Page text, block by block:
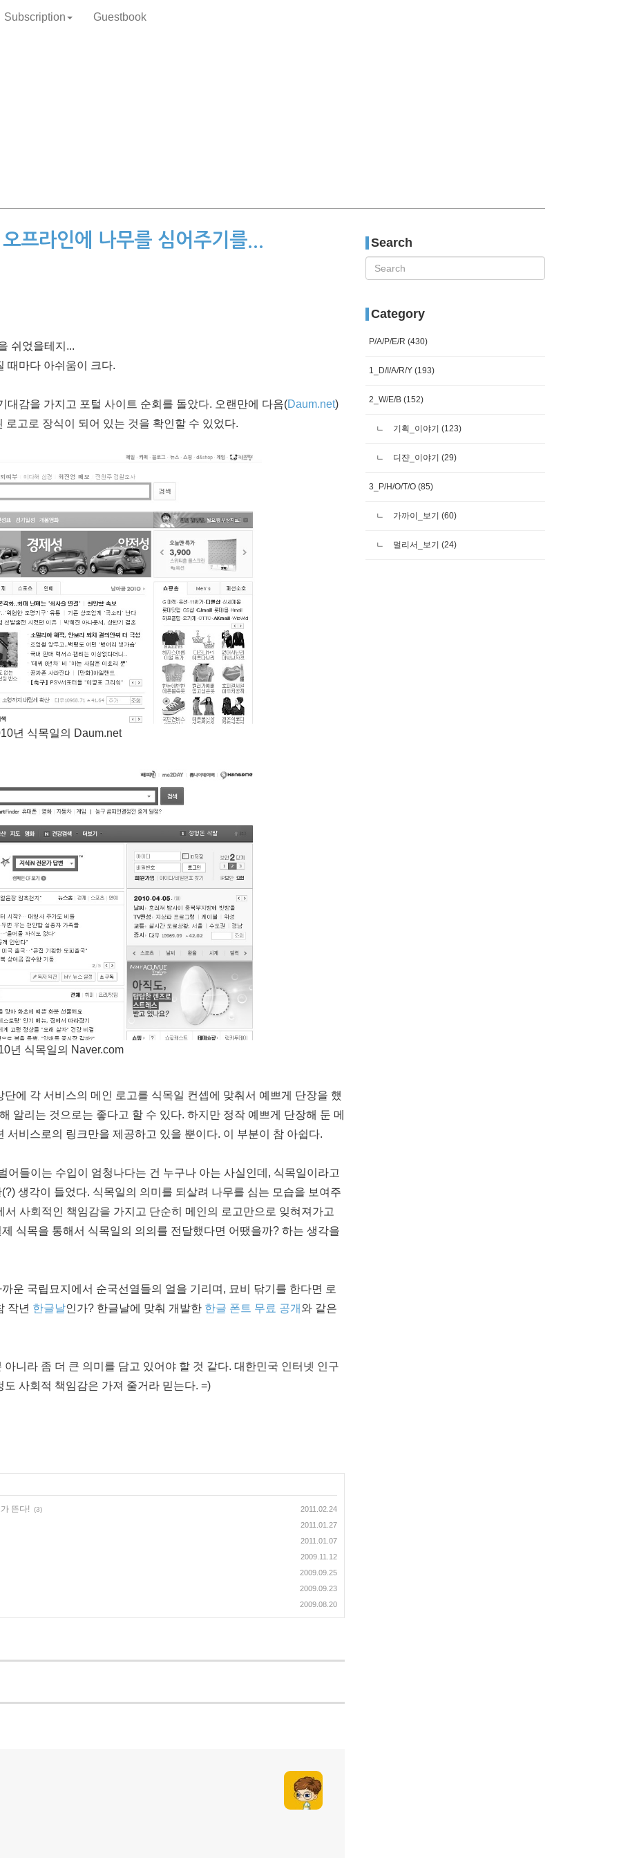
Subscription Guestbook
프라인에 나무를 심어주기를...
쉬었을테지...
때마다 아쉬움이 크다.
감을 가지고 포털 사이트 순회를 돌았다. 오랜만에 다음(Daum.net)
로고로 장식이 되어 있는 것을 확인할 수 있었다.
년 식목일의 Daum.net
년 식목일의 Naver.com
에 각 서비스의 메인 로고를 식목일 컨셉에 맞춰서 예쁘게 단장을 했
알리는 것으로는 좋다고 할 수 있다. 하지만 정작 예쁘게 단장해 둔 메
비스로의 링크만을 제공하고 있을 뿐이다. 이 부분이 참 아쉽다.
어들이는 수입이 엄청나다는 건 누구나 아는 사실인데, 식목일이라고
생각이 들었다. 식목일의 의미를 되살려 나무를 심는 모습을 보여주
사회적인 책임감을 가지고 단순히 메인의 로고만으로 잊혀져가고
식목을 통해서 식목일의 의의를 전달했다면 어땠을까? 하는 생각을
운 국립묘지에서 순국선열들의 얼을 기리며, 묘비 닦기를 한다면 로
작년 한글날인가? 한글날에 맞춰 개발한 한글 폰트 무료 공개 와 같은
니라 좀 더 큰 의미를 담고 있어야 할 것 같다. 대한민국 인터넷 인구
사회적 책임감은 가져 줄거라 믿는다. =)
뜬다! (3)
2011.02.24
2011.01.27
2011.01.07
2009.11.12
2009.09.25
2009.09.23
2009.08.20
Search
Category
P/A/P/E/R (430)
1_D/I/A/R/Y (193)
2_W/E/B (152)
기획_이야기 (123)
디쟌_이야기 (29)
3_P/H/O/T/O (85)
가까이_보기 (60)
멀리서_보기 (24)